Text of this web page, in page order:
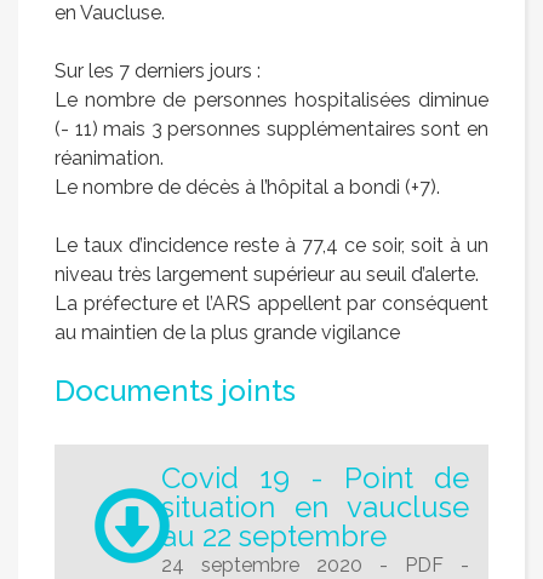
en Vaucluse.
Sur les 7 derniers jours :
Le nombre de personnes hospitalisées diminue
(- 11) mais 3 personnes supplémentaires sont en
réanimation.
Le nombre de décès à l’hôpital a bondi (+7).
Le taux d’incidence reste à 77,4 ce soir, soit à un
niveau très largement supérieur au seuil d’alerte.
La préfecture et l’ARS appellent par conséquent
au maintien de la plus grande vigilance
Documents joints
Covid 19 - Point de
situation en vaucluse
au 22 septembre
24 septembre 2020 - PDF -